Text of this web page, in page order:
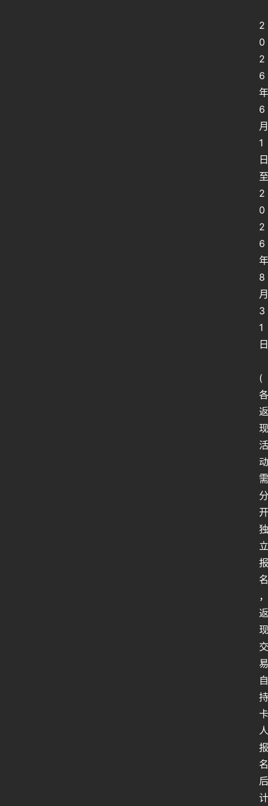
2
0
2
6
年
6
月
1
日
至
2
0
2
6
年
8
月
3
1
日
(
各
返
现
活
动
需
分
开
独
立
报
名
，
返
现
交
易
自
持
卡
人
报
名
后
计